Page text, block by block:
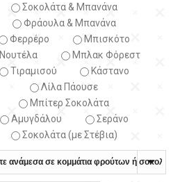
Σοκολάτα & Μπανάνα
Φράουλα & Μπανάνα
Φερρέρο
Μπισκότο
Νουτέλα
Μπλακ Φόρεστ
Τιραμισού
Κάστανο
Λίλα Πάουσε
Μπίτερ Σοκολάτα
Αμυγδάλου
Σεράνο
Σοκολάτα (με Στέβια)